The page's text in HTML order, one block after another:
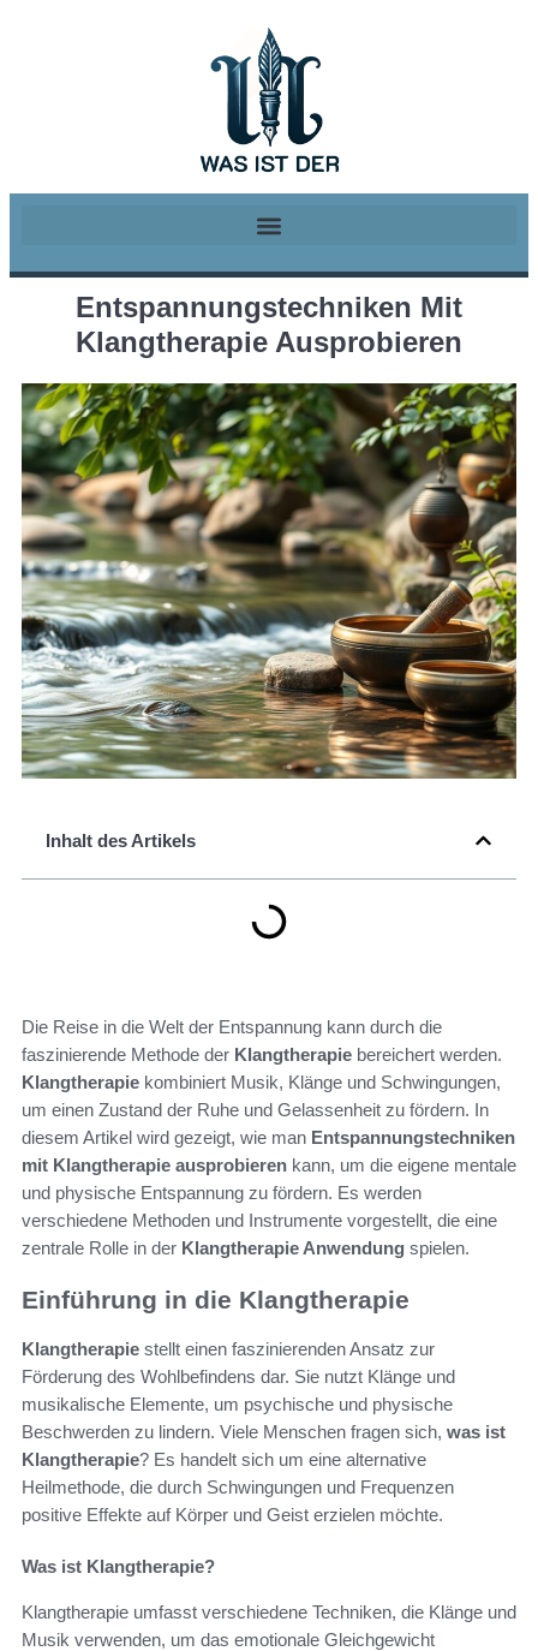
Entspannungstechniken Mit
Klangtherapie Ausprobieren
Inhalt des Artikels
Die Reise in die Welt der Entspannung kann durch die
faszinierende Methode der Klangtherapie bereichert werden.
Klangtherapie kombiniert Musik, Klänge und Schwingungen,
um einen Zustand der Ruhe und Gelassenheit zu fördern. In
diesem Artikel wird gezeigt, wie man Entspannungstechniken
mit Klangtherapie ausprobieren kann, um die eigene mentale
und physische Entspannung zu fördern. Es werden
verschiedene Methoden und Instrumente vorgestellt, die eine
zentrale Rolle in der Klangtherapie Anwendung spielen.
Einführung in die Klangtherapie
Klangtherapie stellt einen faszinierenden Ansatz zur
Förderung des Wohlbefindens dar. Sie nutzt Klänge und
musikalische Elemente, um psychische und physische
Beschwerden zu lindern. Viele Menschen fragen sich, was ist
Klangtherapie? Es handelt sich um eine alternative
Heilmethode, die durch Schwingungen und Frequenzen
positive Effekte auf Körper und Geist erzielen möchte.
Was ist Klangtherapie?
Klangtherapie umfasst verschiedene Techniken, die Klänge und
Musik verwenden, um das emotionale Gleichgewicht